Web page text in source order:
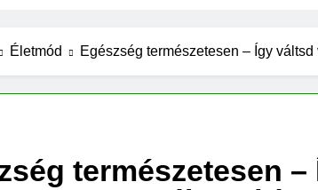
Életmód Egészség természetesen – Így
természetesen